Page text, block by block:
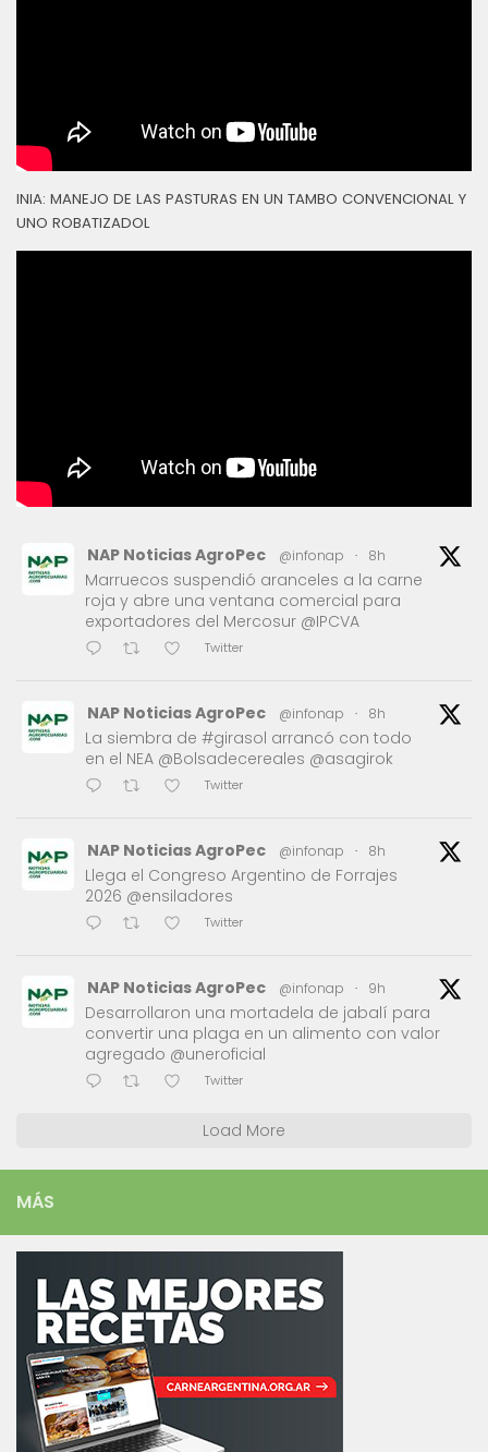
INIA: MANEJO DE LAS PASTURAS EN UN TAMBO CONVENCIONAL Y
UNO ROBATIZADOL
NAP Noticias AgroPec @infonap · 8h
Marruecos suspendió aranceles a la carne
roja y abre una ventana comercial para
exportadores del Mercosur @IPCVA
Twitter
NAP Noticias AgroPec @infonap · 8h
La siembra de #girasol arrancó con todo
en el NEA @Bolsadecereales @asagirok
Twitter
NAP Noticias AgroPec @infonap · 8h
Llega el Congreso Argentino de Forrajes
2026 @ensiladores
Twitter
NAP Noticias AgroPec @infonap · 9h
Desarrollaron una mortadela de jabalí para
convertir una plaga en un alimento con valor
agregado @uneroficial
Twitter
Load More
MÁS